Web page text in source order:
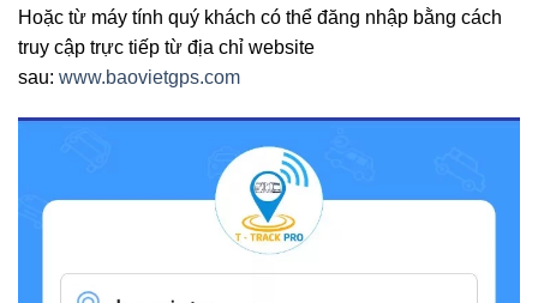
Hoặc từ máy tính quý khách có thể đăng nhập bằng cách
truy cập trực tiếp từ địa chỉ website
sau: www.baovietgps.com